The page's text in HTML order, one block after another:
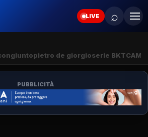
LIVE ⌕
pietro de giorgioserie BKT
PUBBLICITÀ